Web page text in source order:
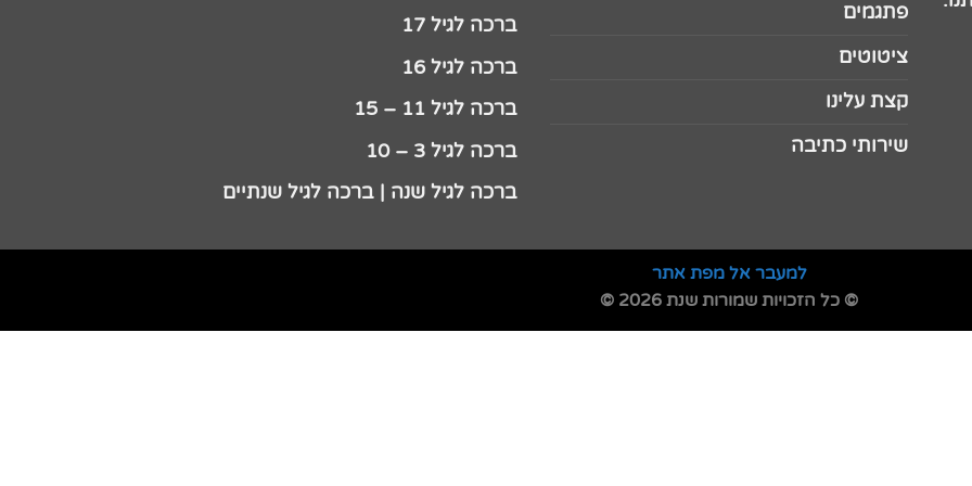
פתגמים
ציטוטים
קצת עלינו
שירותי כתיבה
ברכה לגיל 17
ברכה לגיל 16
ברכה לגיל 11 – 15
ברכה לגיל 3 – 10
ברכה לגיל שנה | ברכה לגיל שנתיים
למעבר אל מפת אתר
© כל הזכויות שמורות שנת 2026 ©